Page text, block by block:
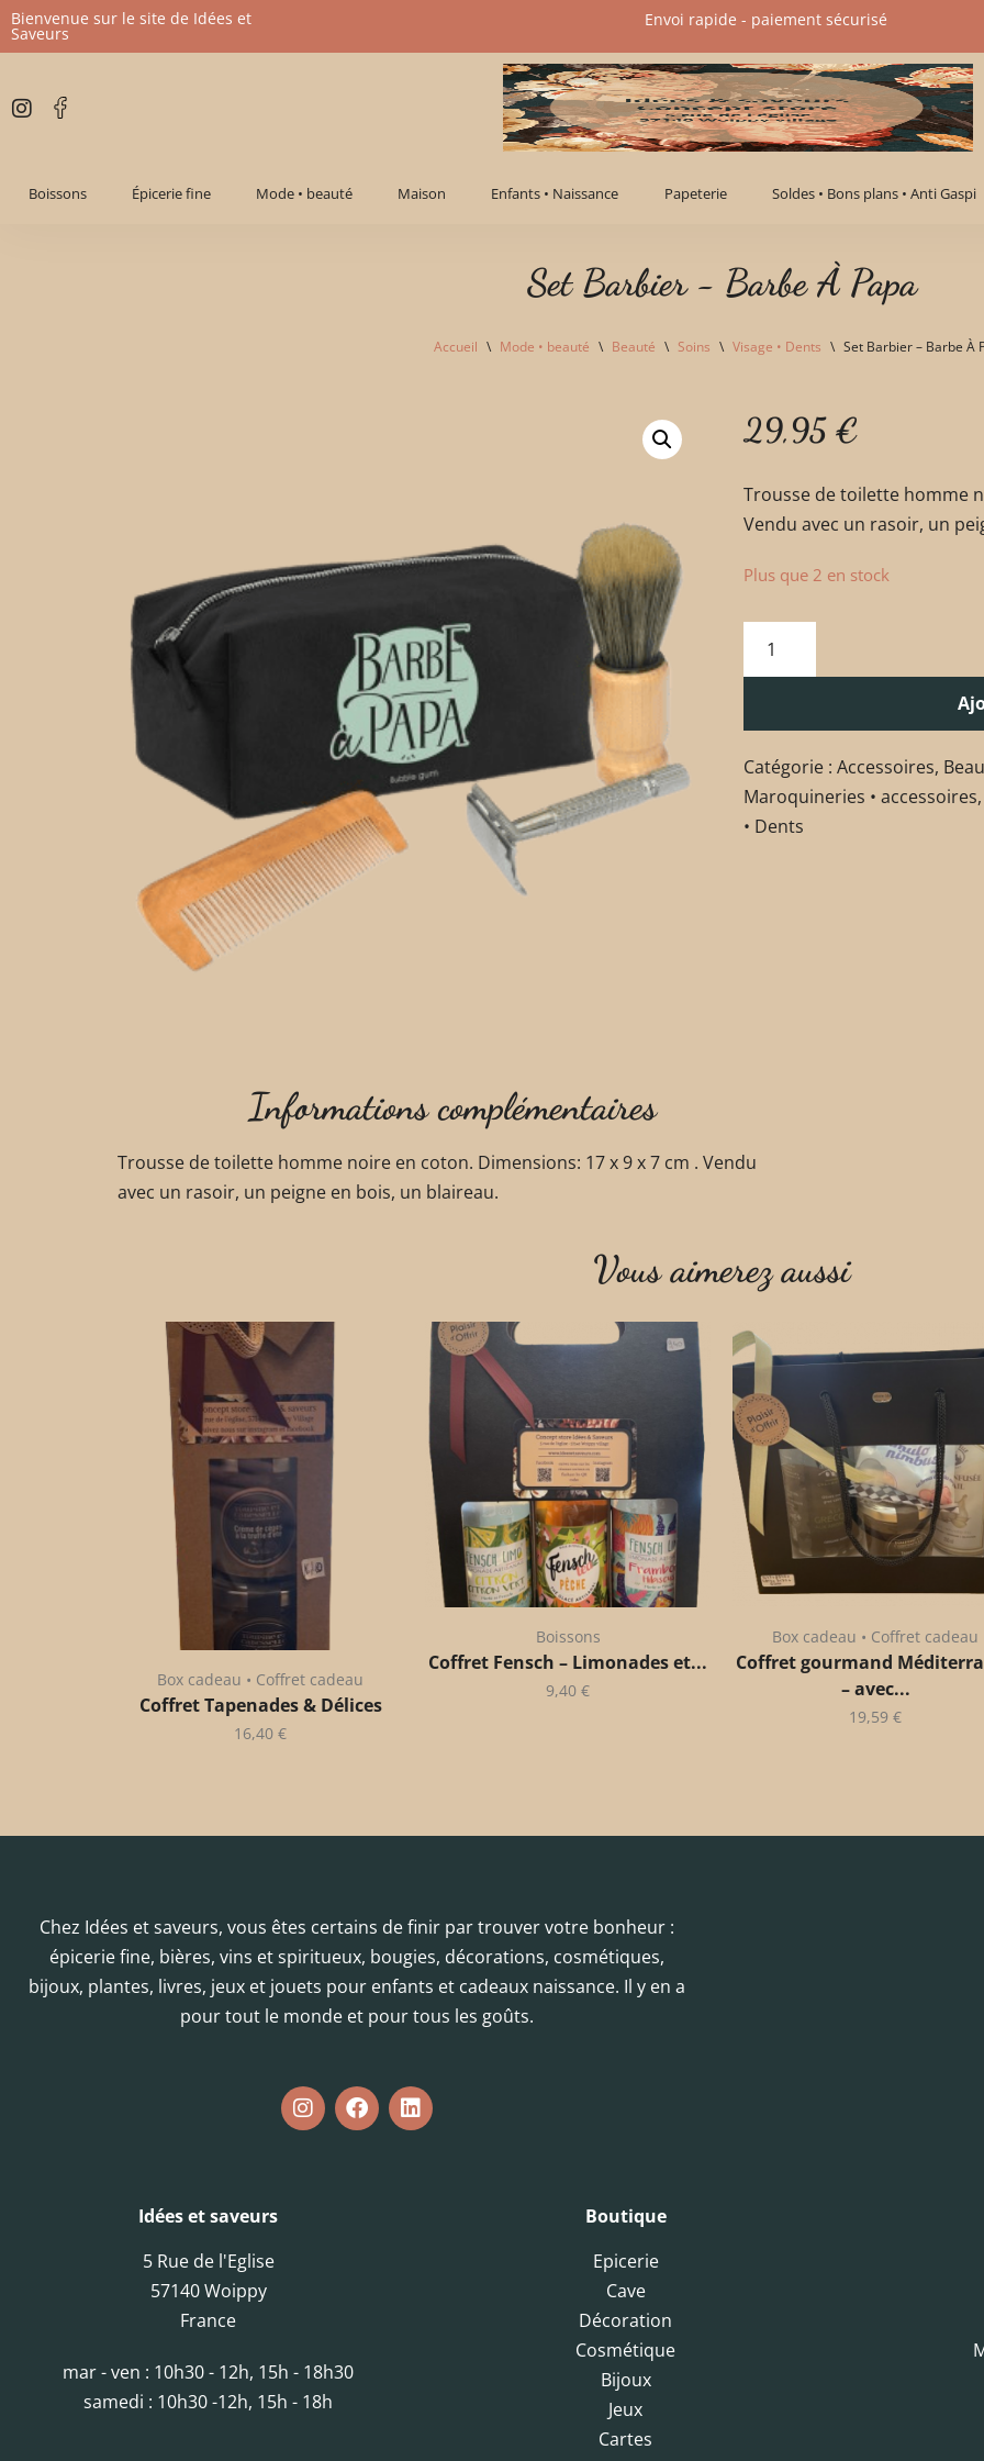
Aller
contenu
Bienvenue sur le site de Idées et
Saveurs
Envoi rapide - paiement sécurisé​
Boissons Épicerie fine Mode • beauté Maison Enfants • Naissance Papeterie Soldes • Bons plans • Anti Gaspi
Set Barbier - Barbe À Papa
Accueil \ Mode • beauté \ Beauté \ Soins \ Visage • Dents \ Set Barbier – Barbe À
29,95 €
Trousse de toilette homme
Vendu avec un rasoir, un
Plus que 2 en stock
Catégorie : Accessoires,
Maroquineries • accessoires
• Dents
Informations complémentaires
Trousse de toilette homme noire en coton. Dimensions: 17 x 9 x 7 cm . Vendu
avec un rasoir, un peigne en bois, un blaireau.
Vous aimerez aussi
Box cadeau • Coffret cadeau
Coffret Tapenades & Délices
16,40 €
Boissons
Coffret Fensch – Limonades et...
9,40 €
Box cadeau • Coffret cadeau
Coffret gourmand
– avec...
19,59 €
Chez Idées et saveurs, vous êtes certains de finir par trouver votre bonheur :
épicerie fine, bières, vins et spiritueux, bougies, décorations, cosmétiques,
bijoux, plantes, livres, jeux et jouets pour enfants et cadeaux naissance. Il y en a
pour tout le monde et pour tous les goûts.
Idées et saveurs
5 Rue de l'Eglise
57140 Woippy
France
mar - ven : 10h30 - 12h, 15h - 18h30
samedi : 10h30 -12h, 15h - 18h
Boutique
Epicerie
Cave
Décoration
Cosmétique
Bijoux
Jeux
Cartes